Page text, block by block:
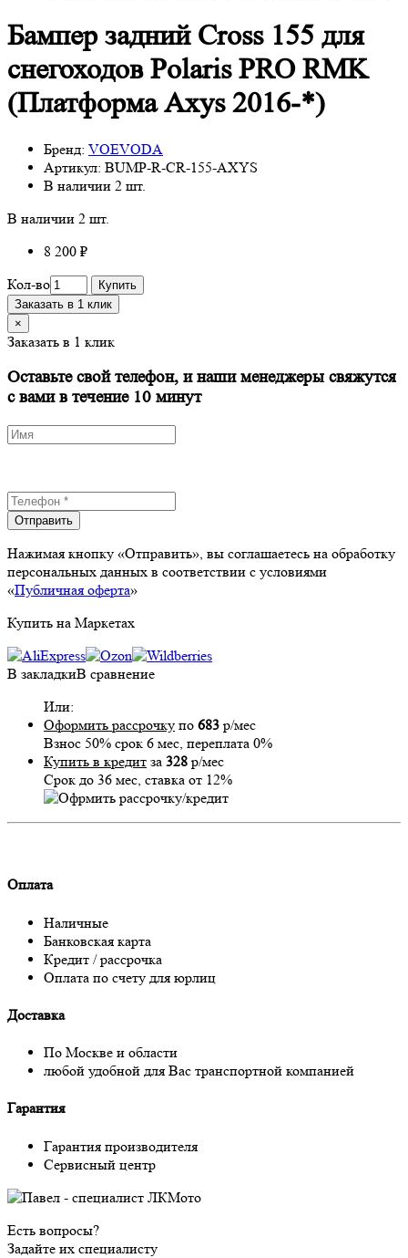
Бампер задний Cross 155 для
снегоходов Polaris PRO RMK
(Платформа Axys 2016-*)
Бренд: VOEVODA
Артикул: BUMP-R-CR-155-AXYS
В наличии 2 шт.
В наличии 2 шт.
8 200 ₽
Кол-во
Купить
Заказать в 1 клик
×
Заказать в 1 клик
Оставьте свой телефон, и наши менеджеры свяжутся
с вами в течение 10 минут
Отправить
Нажимая кнопку «Отправить», вы соглашаетесь на обработку
персональных данных в соответствии с условиями
«Публичная оферта»
Купить на Маркетах
В закладкиВ сравнение
Или:
Оформить рассрочку по 683 р/мес
Взнос 50% срок 6 мес, переплата 0%
Купить в кредит за 328 р/мес
Срок до 36 мес, ставка от 12%
Оплата
Наличные
Банковская карта
Кредит / рассрочка
Оплата по счету для юрлиц
Доставка
По Москве и области
любой удобной для Вас транспортной компанией
Гарантия
Гарантия производителя
Сервисный центр
Есть вопросы?
Задайте их специалисту